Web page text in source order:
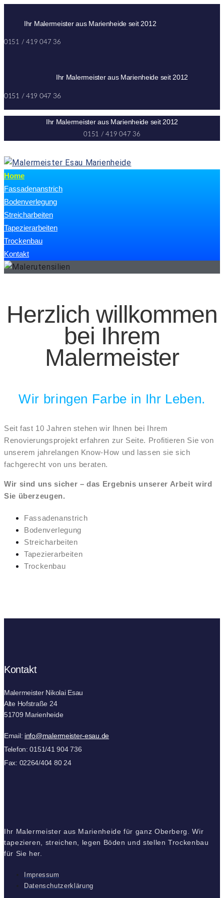
Ihr Malermeister aus Marienheide seit 2012
0151 / 419 047 36
Ihr Malermeister aus Marienheide seit 2012
0151 / 419 047 36
Ihr Malermeister aus Marienheide seit 2012
0151 / 419 047 36
Home
Fassadenanstrich
Bodenverlegung
Streicharbeiten
Tapezierarbeiten
Trockenbau
Kontakt
Home
Herzlich willkommen
bei Ihrem
Malermeister
Wir bringen Farbe in Ihr Leben.
Seit fast 10 Jahren stehen wir Ihnen bei Ihrem
Renovierungsprojekt erfahren zur Seite. Profitieren Sie von
unserem jahrelangen Know-How und lassen sie sich
fachgerecht von uns beraten.
Wir sind uns sicher – das Ergebnis unserer Arbeit wird
Sie überzeugen.
Fassadenanstrich
Bodenverlegung
Streicharbeiten
Tapezierarbeiten
Trockenbau
Kontakt
Malermeister Nikolai Esau
Alte Hofstraße 24
51709 Marienheide
Email: info@malermeister-esau.de
Telefon: 0151/41 904 736
Fax: 02264/404 80 24
Ihr Malermeister aus Marienheide für ganz Oberberg. Wir
tapezieren, streichen, legen Böden und stellen Trockenbau
für Sie her.
Impressum
Datenschutzerklärung